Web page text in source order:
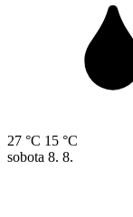
27 °C 15 °C
sobota 8. 8.